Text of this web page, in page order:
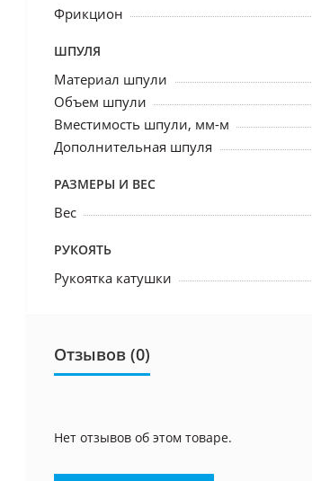
Фрикцион
ШПУЛЯ
Материал шпули
Объем шпули
Вместимость шпули, мм-м
Дополнительная шпуля
РАЗМЕРЫ И ВЕС
Вес
РУКОЯТЬ
Рукоятка катушки
Отзывов (0)
Нет отзывов об этом товаре.